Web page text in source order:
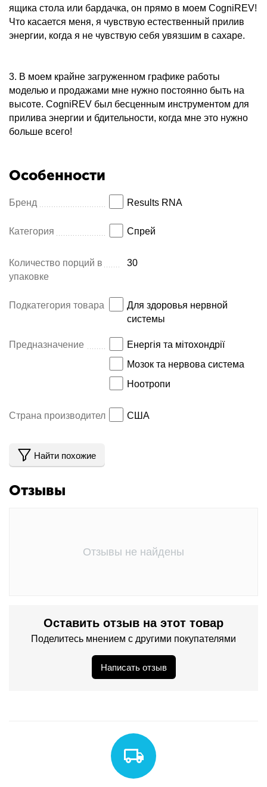
ящика стола или бардачка, он прямо в моем CogniREV!
Что касается меня, я чувствую естественный прилив
энергии, когда я не чувствую себя увязшим в сахаре.
3. В моем крайне загруженном графике работы
моделью и продажами мне нужно постоянно быть на
высоте. CogniREV был бесценным инструментом для
прилива энергии и бдительности, когда мне это нужно
больше всего!
Особенности
Бренд Results RNA
Категория Спрей
Количество порций в
упаковке
30
Подкатегория товара
Для здоровья нервной
системы
Предназначение
Енергія та мітохондрії
Мозок та нервова система
Ноотропи
Страна производитель США
Найти похожие
Отзывы
Отзывы не найдены
Оставить отзыв на этот товар
Поделитесь мнением с другими покупателями
Написать отзыв